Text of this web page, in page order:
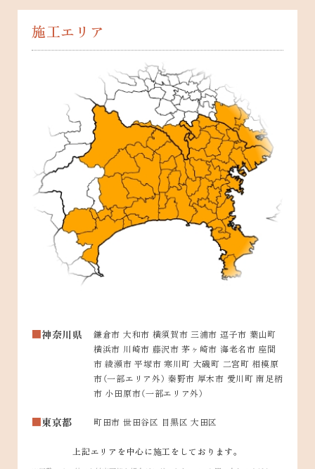
施工エリア
神奈川県
鎌倉市 大和市 横須賀市 三浦市 逗子市 葉山町
横浜市 川崎市 藤沢市 茅ヶ崎市 海老名市 座間
市 綾瀬市 平塚市 寒川町 大磯町 二宮町 相模原
市（一部エリア外） 秦野市 厚木市 愛川町 南足柄
市 小田原市（一部エリア外）
東京都 町田市 世田谷区 目黒区 大田区
上記エリアを中心に施工をしております。